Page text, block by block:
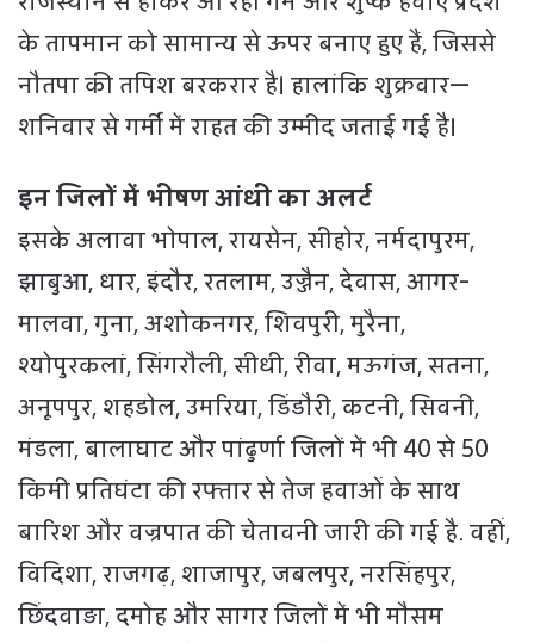
के तापमान को सामान्य से ऊपर बनाए हुए हैं, जिससे
नौतपा की तपिश बरकरार है। हालांकि शुक्रवार—
शनिवार से गर्मी में राहत की उम्मीद जताई गई है।
इन जिलों में भीषण आंधी का अलर्ट
इसके अलावा भोपाल, रायसेन, सीहोर, नर्मदापुरम,
झाबुआ, धार, इंदौर, रतलाम, उज्जैन, देवास, आगर-
मालवा, गुना, अशोकनगर, शिवपुरी, मुरैना,
श्योपुरकलां, सिंगरौली, सीधी, रीवा, मऊगंज, सतना,
अनूपपुर, शहडोल, उमरिया, डिंडौरी, कटनी, सिवनी,
मंडला, बालाघाट और पांढुर्णा जिलों में भी 40 से 50
किमी प्रतिघंटा की रफ्तार से तेज हवाओं के साथ
बारिश और वज्रपात की चेतावनी जारी की गई है. वहीं,
विदिशा, राजगढ़, शाजापुर, जबलपुर, नरसिंहपुर,
छिंदवाड़ा, दमोह और सागर जिलों में भी मौसम